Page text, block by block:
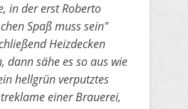
in der erst Roberto
Spaß muss sein"
Heizdecken
dann sähe es so aus wie
hellgrün verputztes
einer Brauerei,